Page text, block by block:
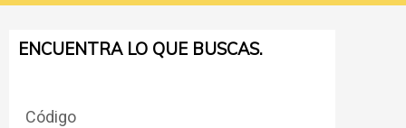
ENCUENTRA LO QUE BUSCAS.
Código